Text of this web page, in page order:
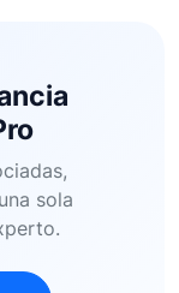
sola